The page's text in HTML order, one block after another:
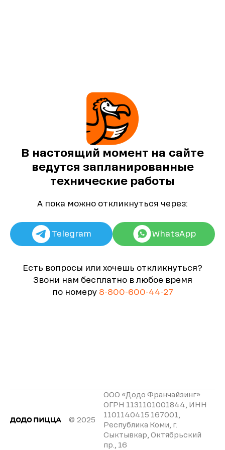
В настоящий момент на сайте
ведутся запланированные
технические работы
А пока можно откликнуться через:
Telegram WhatsApp
Есть вопросы или хочешь откликнуться?
Звони нам бесплатно в любое время
по номеру 8-800-600-44-27
© 2025
ООО «Додо Франчайзинг»
ОГРН 1131101001844, ИНН
1101140415 167001,
Республика Коми, г.
Сыктывкар, Октябрьский
пр., 16